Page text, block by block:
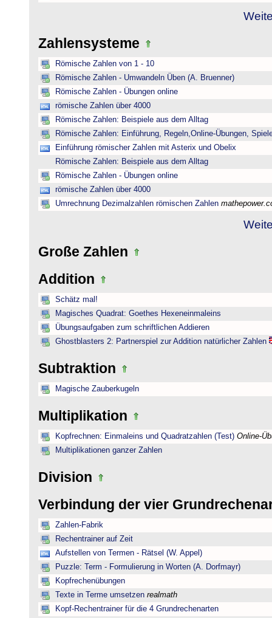
Zahlensysteme
Römische Zahlen von 1 - 10
Römische Zahlen - Umwandeln Üben (A. Bruenner)
Römische Zahlen - Übungen online
römische Zahlen über 4000
Römische Zahlen: Beispiele aus dem Alltag
Römische Zahlen: Einführung, Regeln,Online-Übungen,
Einführung römischer Zahlen mit Asterix und Obelix
Römische Zahlen: Beispiele aus dem Alltag
Römische Zahlen - Übungen online
römische Zahlen über 4000
Umrechnung Dezimalzahlen römischen Zahlen
Große Zahlen
Addition
Schätz mal!
Magisches Quadrat: Goethes Hexeneinmaleins
Übungsaufgaben zum schriftlichen Addieren
Ghostblasters 2: Partnerspiel zur Addition natürlicher Zahlen
Subtraktion
Magische Zauberkugeln
Multiplikation
Kopfrechnen: Einmaleins und Quadratzahlen (Test) Online-
Multiplikationen ganzer Zahlen
Division
Verbindung der vier
Zahlen-Fabrik
Rechentrainer auf Zeit
Aufstellen von Termen - Rätsel (W. Appel)
Puzzle: Term - Formulierung in Worten (A. Dorfmayr)
Kopfrechenübungen
Texte in Terme umsetzen realmath
Kopf-Rechentrainer für die 4 Grundrechenarten